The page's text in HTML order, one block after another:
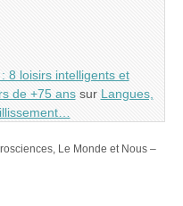
8 loisirs intelligents et
de +75 anssur Langues,
Le Monde et Nous –